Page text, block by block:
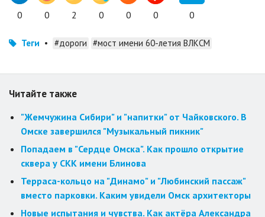
0 0 2 0 0 0 0
Теги • #дороги #мост имени 60-летия ВЛКСМ
Читайте также
"Жемчужина Сибири" и "напитки" от Чайковского. В
Омске завершился "Музыкальный пикник"
Попадаем в "Сердце Омска". Как прошло открытие
сквера у СКК имени Блинова
Терраса-кольцо на "Динамо" и "Любинский пассаж"
вместо парковки. Каким увидели Омск архитекторы
Новые испытания и чувства. Как актёра Александра